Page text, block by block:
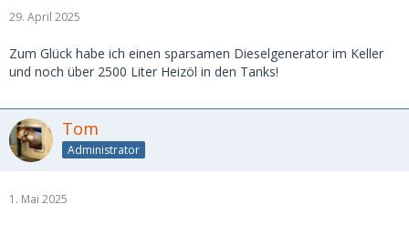
29. April 2025
Zum Glück habe ich einen sparsamen Dieselgenerator im Keller
und noch über 2500 Liter Heizöl in den Tanks!
Tom
Administrator
1. Mai 2025